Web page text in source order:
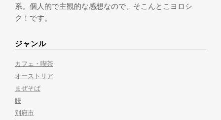
系。個人的で主観的な感想なので、そこんとこヨロシ
ク！です。
ジャンル
カフェ・喫茶
オーストリア
まぜそば
鰻
別府市